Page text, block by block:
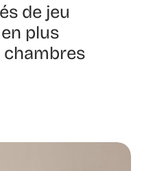
de jeu
plus
chambres